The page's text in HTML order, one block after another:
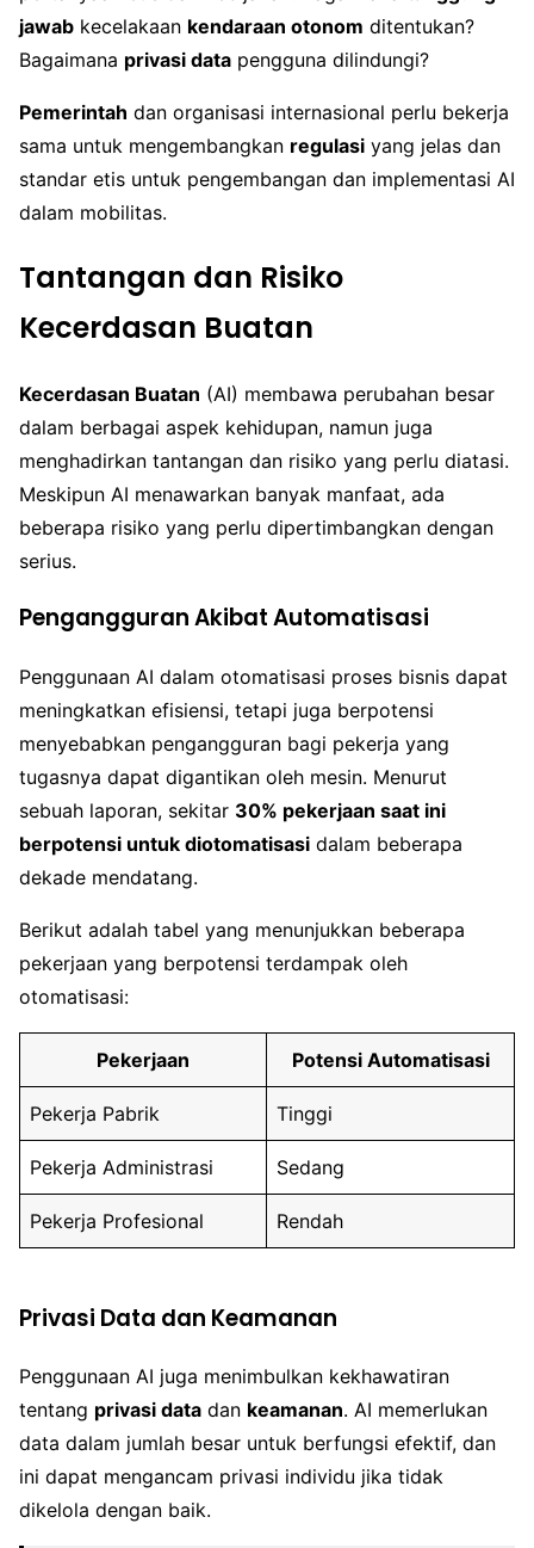
jawab kecelakaan kendaraan otonom ditentukan?
Bagaimana privasi data pengguna dilindungi?
Pemerintah dan organisasi internasional perlu bekerja
sama untuk mengembangkan regulasi yang jelas dan
standar etis untuk pengembangan dan implementasi AI
dalam mobilitas.
Tantangan dan Risiko
Kecerdasan Buatan
Kecerdasan Buatan (AI) membawa perubahan besar
dalam berbagai aspek kehidupan, namun juga
menghadirkan tantangan dan risiko yang perlu diatasi.
Meskipun AI menawarkan banyak manfaat, ada
beberapa risiko yang perlu dipertimbangkan dengan
serius.
Pengangguran Akibat Automatisasi
Penggunaan AI dalam otomatisasi proses bisnis dapat
meningkatkan efisiensi, tetapi juga berpotensi
menyebabkan pengangguran bagi pekerja yang
tugasnya dapat digantikan oleh mesin. Menurut
sebuah laporan, sekitar 30% pekerjaan saat ini
berpotensi untuk diotomatisasi dalam beberapa
dekade mendatang.
Berikut adalah tabel yang menunjukkan beberapa
pekerjaan yang berpotensi terdampak oleh
otomatisasi:
Pekerjaan Potensi Automatisasi
Pekerja Pabrik Tinggi
Pekerja Administrasi Sedang
Pekerja Profesional Rendah
Privasi Data dan Keamanan
Penggunaan AI juga menimbulkan kekhawatiran
tentang privasi data dan keamanan. AI memerlukan
data dalam jumlah besar untuk berfungsi efektif, dan
ini dapat mengancam privasi individu jika tidak
dikelola dengan baik.